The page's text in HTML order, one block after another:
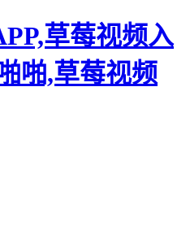
草莓视频入
啪,草莓视频